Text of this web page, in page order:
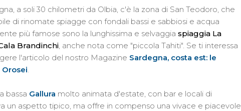
a soli 30 chilometri da Olbia, c'è la zona di San Teodoro, che
di rinomate spiagge con fondali bassi e sabbiosi e acqua
più famose sono la lunghissima e selvaggia spiaggia La
Brandinchi, anche nota come "piccola Tahiti". Se ti interessa
l'articolo del nostro Magazine Sardegna, costa est: le
.
bassa Gallura molto animata d'estate, con bar e locali di
un aspetto tipico, ma offre in compenso una vivace e piacevole